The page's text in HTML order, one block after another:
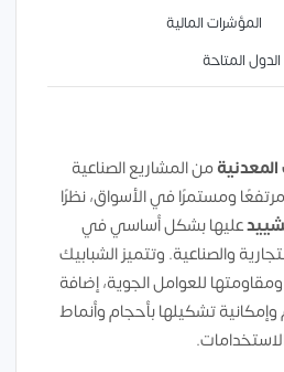
المؤشرات المالية
الدول المتاحة
من المشاريع الصناعية
ومستمرًا في الأسواق، نظرًا
عليها بشكل أساسي في
والصناعية. وتتميز الشبابيك
ومقاومتها للعوامل الجوية، إضافة
تشكيلها بأحجام وأنماط